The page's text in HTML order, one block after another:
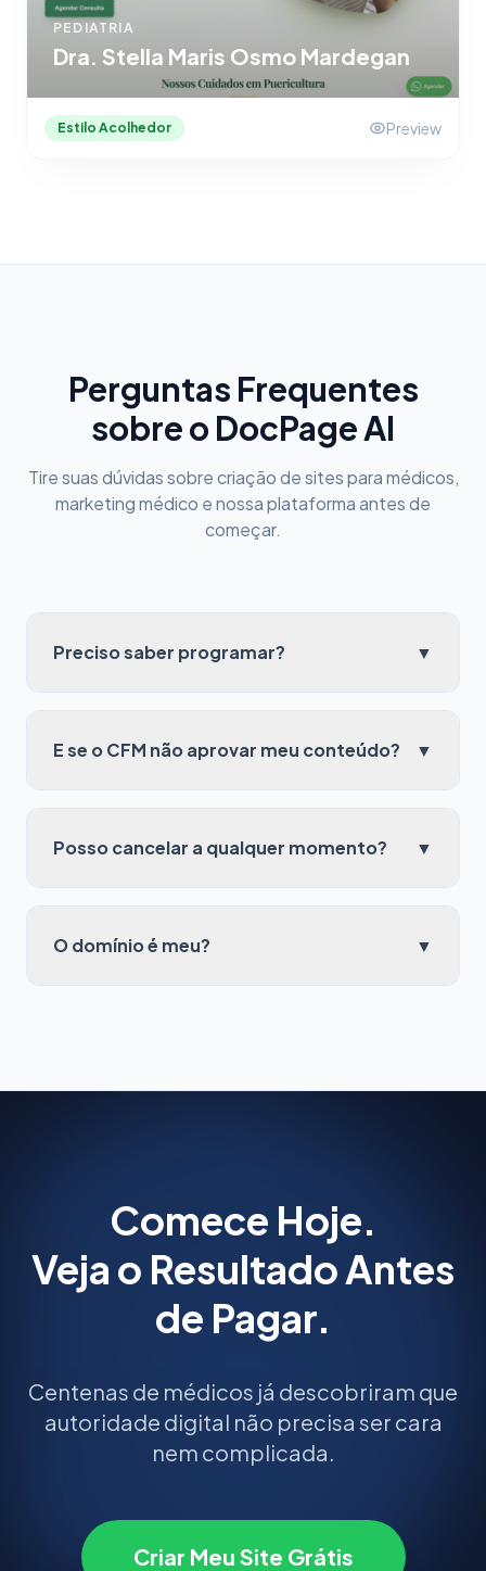
PEDIATRIA
Dra. Stella Maris Osmo Mardegan
Estilo Acolhedor Preview
Perguntas Frequentes
sobre o DocPage AI
Tire suas dúvidas sobre criação de sites para médicos,
marketing médico e nossa plataforma antes de
começar.
Preciso saber programar? ▼
E se o CFM não aprovar meu conteúdo? ▼
Posso cancelar a qualquer momento? ▼
O domínio é meu? ▼
Comece Hoje.
Veja o Resultado Antes
de Pagar.
Centenas de médicos já descobriram que
autoridade digital não precisa ser cara
nem complicada.
Criar Meu Site Grátis